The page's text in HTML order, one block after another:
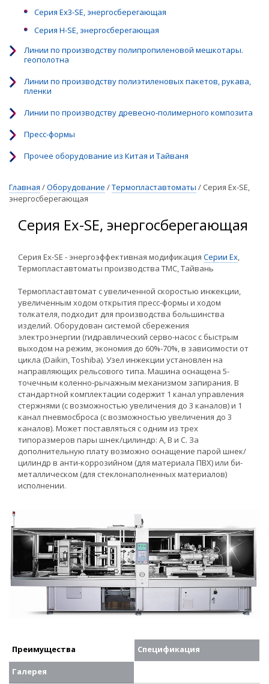
Серия Ex3-SE, энергосберегающая
Серия H-SE, энергосберегающая
Линии по производству полипропиленовой мешкотары.
геополотна
Линии по производству полиэтиленовых пакетов, рукава,
пленки
Линии по производству древесно-полимерного композита
Пресс-формы
Прочее оборудование из Китая и Тайваня
Главная /Оборудование /Термопластавтоматы / Серия Ex-SE,
энергосберегающая
Серия Ex-SE, энергосберегающая
Серия Ex-SE - энергоэффективная модификация Серии Ex
Термопластавтоматы производства TMC, Тайвань
Термопластавтомат c увеличенной скоростью инжекции,
увеличенным ходом открытия пресс-формы и ходом
толкателя, подходит для производства большинства
изделий. Оборудован системой сбережения
электроэнергии (гидравлический серво-насос с быстрым
выходом на режим, экономия до 60%-70%, в зависимости от
цикла (Daikin, Toshiba). Узел инжекции установлен на
направляющих рельсового типа. Машина оснащена 5-
точечным коленно-рычажным механизмом запирания. В
стандартной комплектации содержит 1 канал управления
стержнями (с возможностью увеличения до 3 каналов) и 1
канал пневмосброса (с возможностью увеличения до 3
каналов). Может поставляться с одним из трех
типоразмеров пары шнек/цилиндр: А, В и С. За
дополнительную плату возможно оснащение парой шнек/
цилиндр в анти-коррозийном (для материала ПВХ) или би-
металлическом (для стеклонаполненных материалов)
исполнении.
Преимущества Спецификация
Галерея